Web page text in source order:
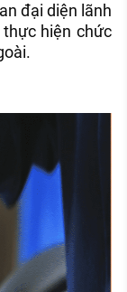
đại diện lãnh
hiện chức